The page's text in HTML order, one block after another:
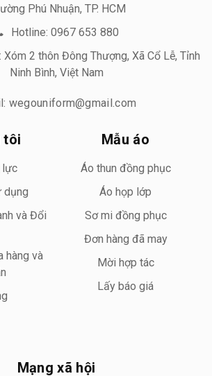
Phú Nhuận, TP. HCM
Hotline: 0967 653 880
Xóm 2 thôn Đông Thượng, Xã Cổ Lễ, Tỉnh
Ninh Bình, Việt Nam
wegouniform@gmail.com
tôi
lực
dụng
và Đổi
hàng và
Mẫu áo
Áo thun đồng phục
Áo họp lớp
Sơ mi đồng phục
Đơn hàng đã may
Mời hợp tác
Lấy báo giá
Mạng xã hội